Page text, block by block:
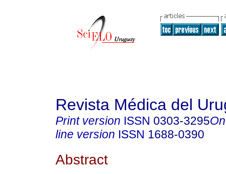
Revista Médica del
Print version ISSN 0303-3295
line version ISSN 1688-0390
Abstract